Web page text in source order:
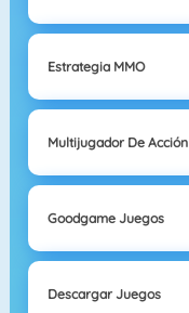
Estrategia MMO
Multijugador De Acción
Goodgame Juegos
Descargar Juegos